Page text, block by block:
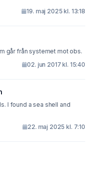
19. maj 2025 kl. 13:18
går från systemet mot obs.
02. jun 2017 kl. 15:40
I found a sea shell and
22. maj 2025 kl. 7:10